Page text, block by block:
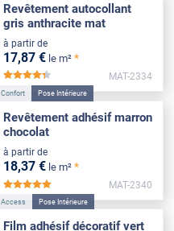
Revêtement autocollant
gris anthracite mat
à partir de
17,87 € le m² *
*****
MAT-2334
Confort Pose Intérieure
Revêtement adhésif marron
chocolat
à partir de
18,37 € le m² *
MAT-2340
Access Pose Intérieure
Film adhésif décoratif vert